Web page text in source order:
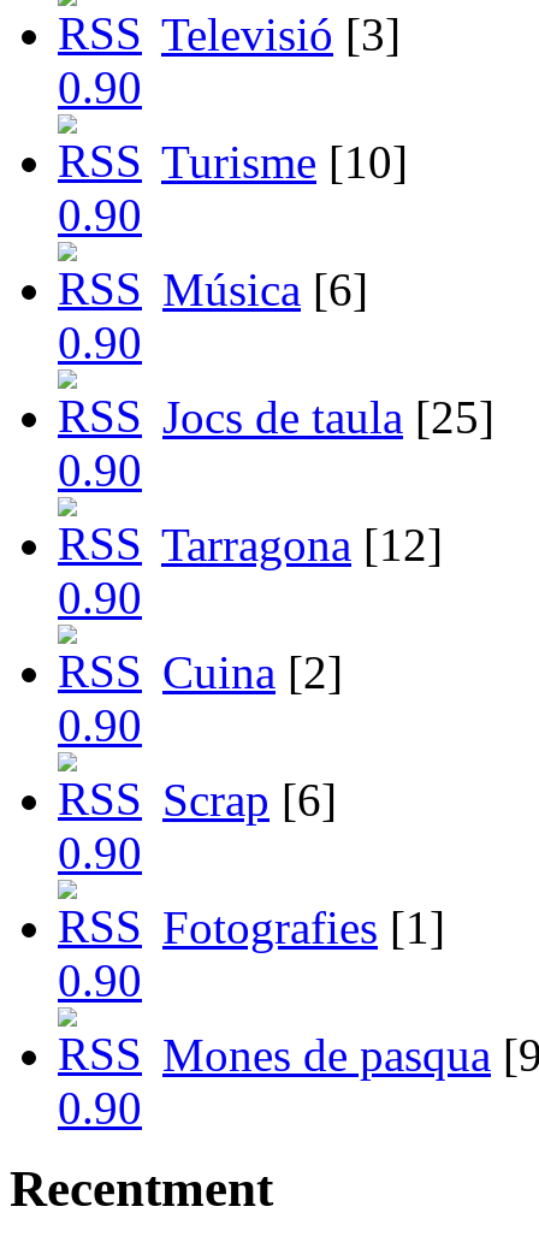
Televisió [3]
Turisme [10]
Música [6]
Jocs de taula [25]
Tarragona [12]
Cuina [2]
Scrap [6]
Fotografies [1]
Mones de pasqua
Recentment